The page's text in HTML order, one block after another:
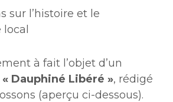
sur l’histoire et le
à fait l’objet d’un
« Dauphiné Libéré », rédigé
(aperçu ci-dessous).